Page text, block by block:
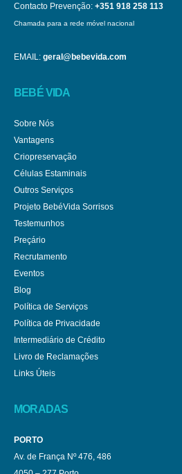
Contacto Prevenção: +351 918 258 113
Chamada para a rede móvel nacional
EMAIL: geral@bebevida.com
BEBÉ VIDA
Sobre Nós
Vantagens
Criopreservação
Células Estaminais
Outros Serviços
Projeto BebéVida Sorrisos
Testemunhos
Preçário
Recrutamento
Eventos
Blog
Política de Serviços
Política de Privacidade
Intermediário de Crédito
Livro de Reclamações
Links Úteis
MORADAS
PORTO
Av. de França Nº 476, 486